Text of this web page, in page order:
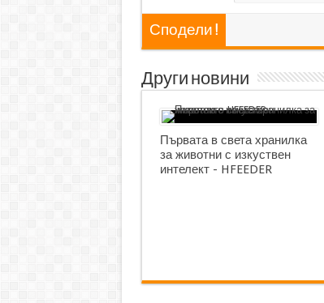
Сподели !
Други новини
Първата в света хранилка
за животни с изкуствен
интелект - HFEEDER